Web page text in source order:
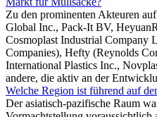
Zu den prominenten Akteuren
Global Inc., Pack-It BV,
Cosmoplast Industrial Company
Companies), Hefty (Reynolds
International Plastics Inc.,
andere, die aktiv an der
Welche Region ist führend auf
Der asiatisch-pazifische Raum